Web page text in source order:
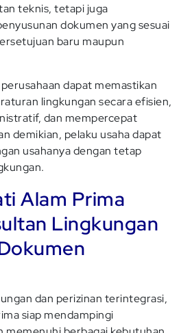
teknis, tetapi juga
dokumen yang sesuai
baru maupun
dapat memastikan
lingkungan secara efisien,
dan mempercepat
demikian, pelaku usaha dapat
usahanya dengan tetap
Alam Prima
Lingkungan
dan perizinan terintegrasi,
siap mendampingi